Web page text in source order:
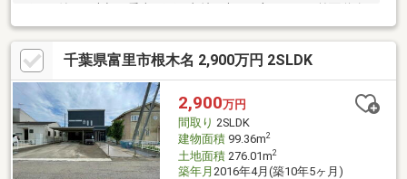
との段差も少なく、毎日の出し入れもストレスフリーです。・安
心・快適なオール電化お手入れ簡単なIHクッキングヒーターや経
済的な給湯システムで、日々の家事負担を軽減♪・安心の教育環
境：小学校まで徒歩圏内。将来を見据えたマイホーム探しをして
いる方にも自信を持っておすすめできる住環境です。空港エリア
に拠点を置きたい方、設備重視で物件をお探しの方にぴったりの
邸宅です。詳細はお気軽にお問い合わせください！
千葉県富里市根木名 2,900万円 2SLDK
2,900万円
間取り 2SLDK
建物面積99.36m2
土地面積276.01m2
築年月 2016年4月(築10年5ヶ月)